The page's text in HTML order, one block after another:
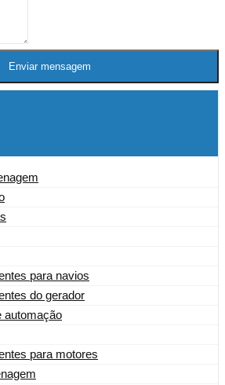
Enviar mensagem
para navios
do gerador
automação
para motores